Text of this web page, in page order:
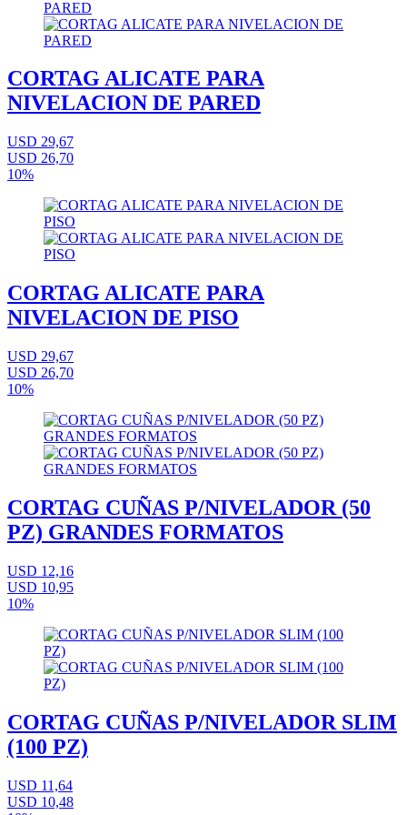
CORTAG ALICATE PARA
NIVELACION DE PARED
USD 29,67
USD 26,70
10%
CORTAG ALICATE PARA
NIVELACION DE PISO
USD 29,67
USD 26,70
10%
CORTAG CUÑAS P/NIVELADOR (50
PZ) GRANDES FORMATOS
USD 12,16
USD 10,95
10%
CORTAG CUÑAS P/NIVELADOR SLIM
(100 PZ)
USD 11,64
USD 10,48